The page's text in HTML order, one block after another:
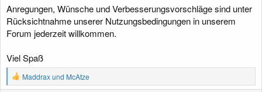
Anregungen, Wünsche und Verbesserungsvorschläge sind unter
Rücksichtnahme unserer Nutzungsbedingungen in unserem
Forum jederzeit willkommen.
Viel Spaß
R
e
Maddraxund McAtze